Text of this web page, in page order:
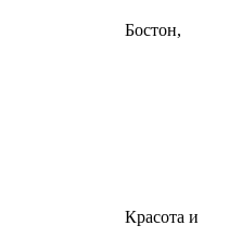
Бостон,
Красота и